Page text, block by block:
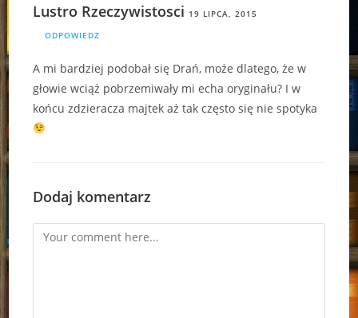
Lustro Rzeczywistosci 19 LIPCA, 2015
ODPOWIEDZ
A mi bardziej podobał się Drań, może dlatego, że w
głowie wciąż pobrzemiwały mi echa oryginału? I w
końcu zdzieracza majtek aż tak często się nie spotyka
Dodaj komentarz
Comment